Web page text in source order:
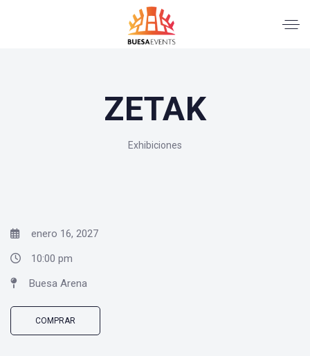
ZETAK
Exhibiciones
enero 16, 2027
10:00 pm
Buesa Arena
COMPRAR